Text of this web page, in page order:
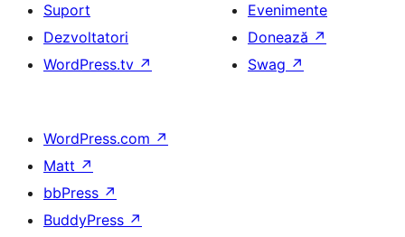
Suport
Dezvoltatori
WordPress.tv ↗
Evenimente
Donează ↗
Swag ↗
WordPress.com ↗
Matt ↗
bbPress ↗
BuddyPress ↗